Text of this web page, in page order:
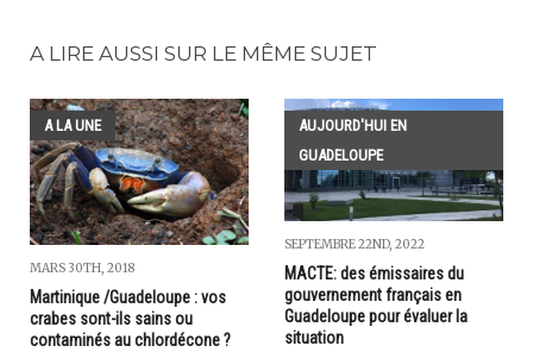
A LIRE AUSSI SUR LE MÊME SUJET
A LA UNE
MARS 30TH, 2018
Martinique /Guadeloupe : vos
crabes sont-ils sains ou
contaminés au chlordécone ?
AUJOURD'HUI EN
GUADELOUPE
SEPTEMBRE 22ND, 2022
MACTE: des émissaires du
gouvernement français en
Guadeloupe pour évaluer la
situation